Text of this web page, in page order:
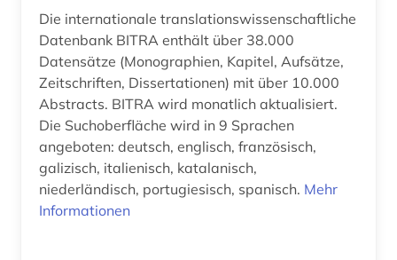
lateinamerika (8)
lateinamerikaforschung (1)
lehrbuch (2)
lexikon (2)
librettist (1)
linguistik (15)
Die internationale translationswissenschaftliche
Datenbank BITRA enthält über 38.000
Datensätze (Monographien, Kapitel, Aufsätze,
Zeitschriften, Dissertationen) mit über 10.000
Abstracts. BITRA wird monatlich aktualisiert.
Die Suchoberfläche wird in 9 Sprachen
angeboten: deutsch, englisch, französisch,
galizisch, italienisch, katalanisch,
niederländisch, portugiesisch, spanisch. Mehr
Informationen